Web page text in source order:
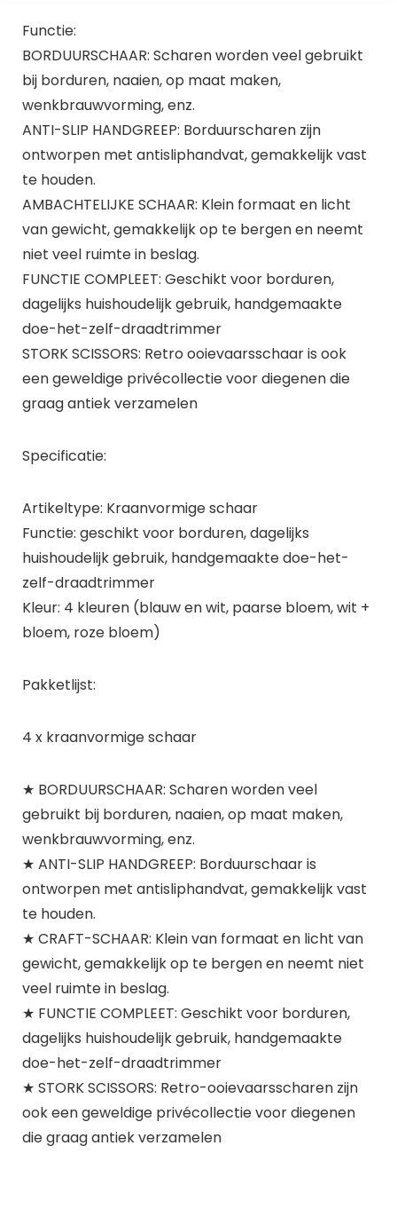
Functie:
BORDUURSCHAAR: Scharen worden veel gebruikt
bij borduren, naaien, op maat maken,
wenkbrauwvorming, enz.
ANTI-SLIP HANDGREEP: Borduurscharen zijn
ontworpen met antisliphandvat, gemakkelijk vast
te houden.
AMBACHTELIJKE SCHAAR: Klein formaat en licht
van gewicht, gemakkelijk op te bergen en neemt
niet veel ruimte in beslag.
FUNCTIE COMPLEET: Geschikt voor borduren,
dagelijks huishoudelijk gebruik, handgemaakte
doe-het-zelf-draadtrimmer
STORK SCISSORS: Retro ooievaarsschaar is ook
een geweldige privécollectie voor diegenen die
graag antiek verzamelen
Specificatie:
Artikeltype: Kraanvormige schaar
Functie: geschikt voor borduren, dagelijks
huishoudelijk gebruik, handgemaakte doe-het-
zelf-draadtrimmer
Kleur: 4 kleuren (blauw en wit, paarse bloem, wit +
bloem, roze bloem)
Pakketlijst:
4 x kraanvormige schaar
★ BORDUURSCHAAR: Scharen worden veel
gebruikt bij borduren, naaien, op maat maken,
wenkbrauwvorming, enz.
★ ANTI-SLIP HANDGREEP: Borduurschaar is
ontworpen met antisliphandvat, gemakkelijk vast
te houden.
★ CRAFT-SCHAAR: Klein van formaat en licht van
gewicht, gemakkelijk op te bergen en neemt niet
veel ruimte in beslag.
★ FUNCTIE COMPLEET: Geschikt voor borduren,
dagelijks huishoudelijk gebruik, handgemaakte
doe-het-zelf-draadtrimmer
★ STORK SCISSORS: Retro-ooievaarsscharen zijn
ook een geweldige privécollectie voor diegenen
die graag antiek verzamelen